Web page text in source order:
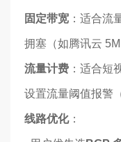
固定带宽 ：适合流
拥塞（如腾讯云
流量计费 ：适合短
设置流量阈值报警
线路优化：